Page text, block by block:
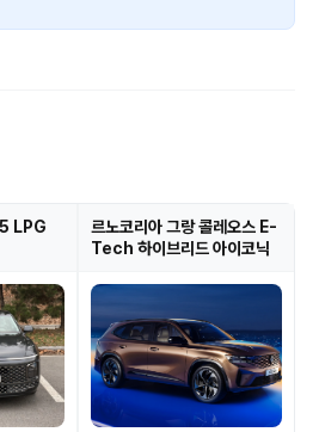
LPG
르노코리아 그랑 콜레오스 E-
Tech 하이브리드 아이코닉